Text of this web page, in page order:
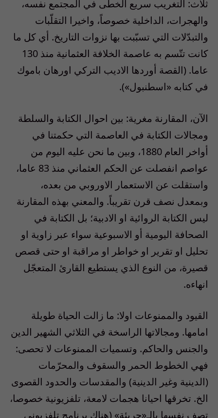
ثلاث: التغريب سريع الخطى في المجتمع نفسه،
والهجرات، الداخلية خصوصاً، واخيرا التقلّبات
والتبدّلات التي تسبّبت بها نزوات التاريخ. أي كل ما
كانت تتّسم به عاصمة الخلافة العثمانية منذ 130
عاما. (القصة أوردها الاديب التركي اورهان باموك
في كتابه «اسطنبول»).
الآن، المقارنة مغرية: بين احوال الكتابة والسلطة
ومجالات الكتابة في العاصمة التي حكمتنا في
أواخر العام 1880، وبين ما نحن عليه اليوم من
عواصم انفصلت عن الحكم العثماني منذ 83 عاما،
واستقلت عن الاستعمار الاوروبي من بعده،
وبمعدل نصف قرن تقريباً. والمعني بهذه المقارنة
ليس الكتابة الروائية او الادبية؛ بل الكتابة في
الصحافة اليومية أو الاسبوعية سواء عبر زاوية او
تحليل او تقرير او خواطر او مراقبة او حتى قصص
قصيرة، من النوع الذي يستطيع القارئ المتعجّل
انهاءه.
القيود والممنوعات اولا: ما زالت الحياة طويلة
امامها. ومجالاتها الراسخة في الثلاثي الشهير الدين
والجنس والحاكم. وتسميات الممنوعات لا تحصى:
فهي الخطوط الحمر والسقوف والمحرّمات
(الدينية وغير الدينية) والمقدسات والحدود القصوى
الخ. تخرقها احيانا هجمات لامعة، تلفزيونية خصوصا،
تصف نفسها بالـ«جريئة» (هناك برنامج تلفزيوني